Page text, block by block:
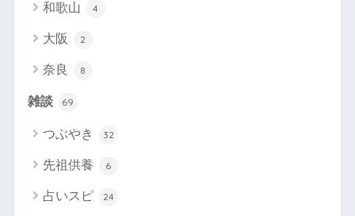
和歌山 4
大阪 2
奈良 8
雑談 69
つぶやき 32
先祖供養 6
占いスピ 24